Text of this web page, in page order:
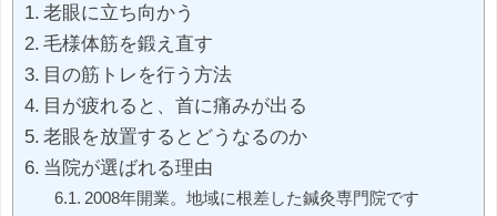
老眼に立ち向かう
毛様体筋を鍛え直す
目の筋トレを行う方法
目が疲れると、首に痛みが出る
老眼を放置するとどうなるのか
当院が選ばれる理由
2008年開業。地域に根差した鍼灸専門院です